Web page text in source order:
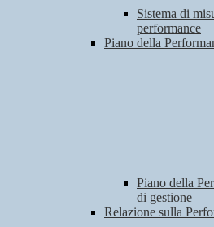
Sistema di
performance
Piano della
Piano della
di gestione
Relazione sulla